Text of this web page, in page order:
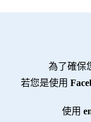
為了確保
若您是使用
使用